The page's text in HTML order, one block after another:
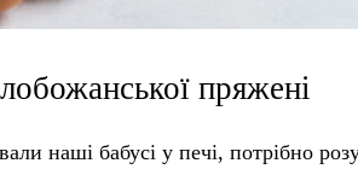
пряжені
наші бабусі у печі, потрібно